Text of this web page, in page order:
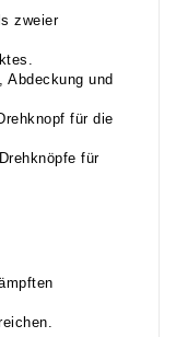
zweier
Abdeckung und
für die
für